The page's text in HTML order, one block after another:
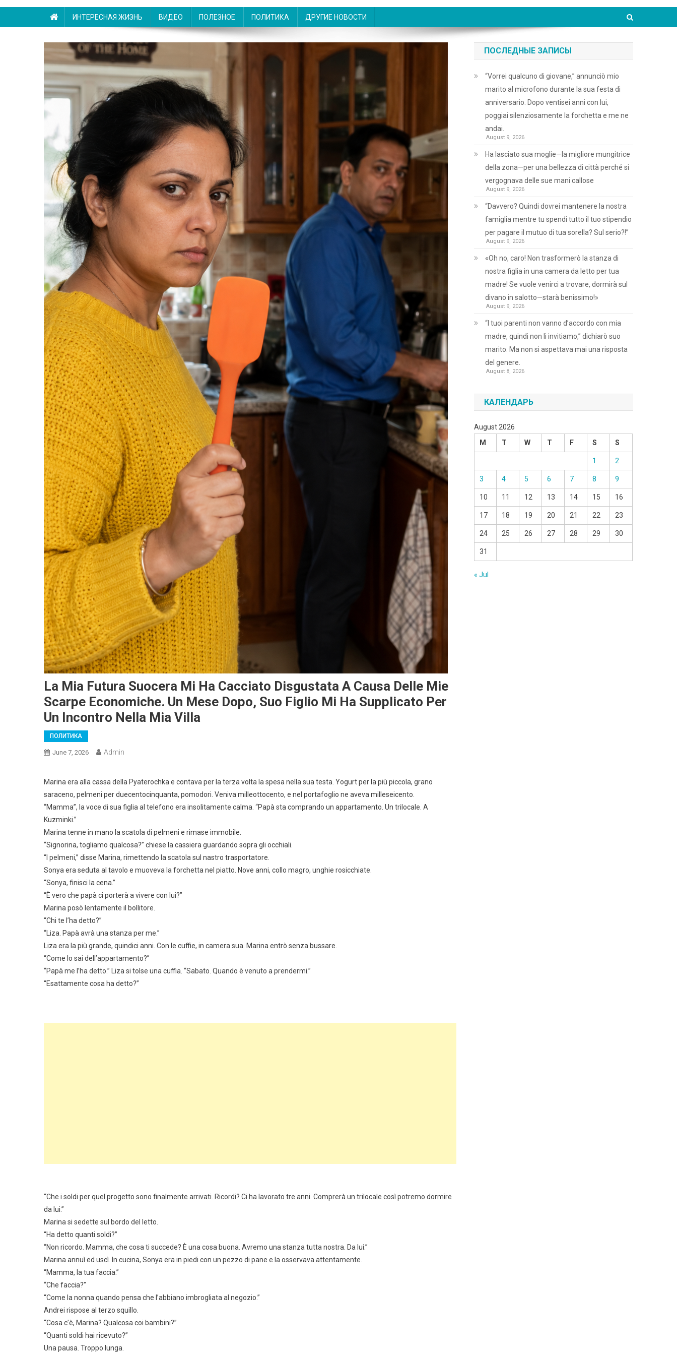
ИНТЕРЕСНАЯ ЖИЗНЬ ВИДЕО ПОЛЕЗНОЕ ПОЛИТИКА ДРУГИЕ НОВОСТИ
La Mia Futura Suocera Mi Ha Cacciato Disgustata A Causa Delle Mie
Scarpe Economiche. Un Mese Dopo, Suo Figlio Mi Ha Supplicato Per
Un Incontro Nella Mia Villa
ПОЛИТИКА
June 7, 2026 Admin
Marina era alla cassa della Pyaterochka e contava per la terza volta la spesa nella sua testa. Yogurt per la più piccola, grano
saraceno, pelmeni per duecentocinquanta, pomodori. Veniva milleottocento, e nel portafoglio ne aveva milleseicento.
“Mamma”, la voce di sua figlia al telefono era insolitamente calma. “Papà sta comprando un appartamento. Un trilocale. A
Kuzminki.”
Marina tenne in mano la scatola di pelmeni e rimase immobile.
“Signorina, togliamo qualcosa?” chiese la cassiera guardando sopra gli occhiali.
“I pelmeni,” disse Marina, rimettendo la scatola sul nastro trasportatore.
Sonya era seduta al tavolo e muoveva la forchetta nel piatto. Nove anni, collo magro, unghie rosicchiate.
“Sonya, finisci la cena.”
“È vero che papà ci porterà a vivere con lui?”
Marina posò lentamente il bollitore.
“Chi te l’ha detto?”
“Liza. Papà avrà una stanza per me.”
Liza era la più grande, quindici anni. Con le cuffie, in camera sua. Marina entrò senza bussare.
“Come lo sai dell’appartamento?”
“Papà me l’ha detto.” Liza si tolse una cuffia. “Sabato. Quando è venuto a prendermi.”
“Esattamente cosa ha detto?”
“Che i soldi per quel progetto sono finalmente arrivati. Ricordi? Ci ha lavorato tre anni. Comprerà un trilocale così potremo dormire
da lui.”
Marina si sedette sul bordo del letto.
“Ha detto quanti soldi?”
“Non ricordo. Mamma, che cosa ti succede? È una cosa buona. Avremo una stanza tutta nostra. Da lui.”
Marina annuì ed uscì. In cucina, Sonya era in piedi con un pezzo di pane e la osservava attentamente.
“Mamma, la tua faccia.”
“Che faccia?”
“Come la nonna quando pensa che l’abbiano imbrogliata al negozio.”
Andrei rispose al terzo squillo.
“Cosa c’è, Marina? Qualcosa coi bambini?”
“Quanti soldi hai ricevuto?”
Una pausa. Troppo lunga.
ПОСЛЕДНЫЕ ЗАПИСЫ
“Vorrei qualcuno di giovane,” annunciò mio
marito al microfono durante la sua festa di
anniversario. Dopo ventisei anni con lui,
poggiai silenziosamente la forchetta e me ne
andai.
August 9, 2026
Ha lasciato sua moglie—la migliore mungitrice
della zona—per una bellezza di città perché si
vergognava delle sue mani callose
August 9, 2026
“Davvero? Quindi dovrei mantenere la nostra
famiglia mentre tu spendi tutto il tuo stipendio
per pagare il mutuo di tua sorella? Sul serio?!”
August 9, 2026
«Oh no, caro! Non trasformerò la stanza di
nostra figlia in una camera da letto per tua
madre! Se vuole venirci a trovare, dormirà sul
divano in salotto—starà benissimo!»
August 9, 2026
“I tuoi parenti non vanno d’accordo con mia
madre, quindi non li invitiamo,” dichiarò suo
marito. Ma non si aspettava mai una risposta
del genere.
August 8, 2026
КАЛЕНДАРЬ
August 2026
M
T W T F S S
1 2
3 4 5 6 7 8 9
10 11 12 13 14 15 16
17 18 19 20 21 22 23
24 25 26 27 28 29 30
31
« Jul